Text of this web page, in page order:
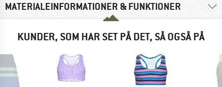
MATERIALEINFORMATIONER & FUNKTIONER
KUNDER, SOM HAR SET PÅ DET, SÅ OGSÅ PÅ